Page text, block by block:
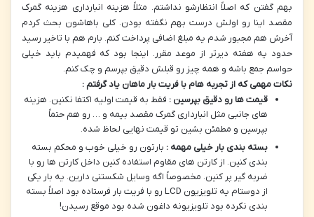
بهم گفتن که اصلاً انتظارشو نداشتم. مثلاً هزینه انبارداری هزینه گمرک
مقصد اینا رو اولش درست بهم نگفته بودن. کلی باهاشون بحث کردم
آخرش هم مجبور شدم یه مبلغ اضافی پرداخت کنم. بارم هم با تاخیر رسید
حدود یه هفته دیرتر از موعد مقرر. اینجا بود که فهمیدم باید خیلی
حواسم جمع باشه و همه چیز رو قبلش دقیق بپرسم و چک کنم.
نکات مهمی که از تجربه هام با فریت بار ماهان یاد گرفتم :
قیمت ها رو دقیق بپرسین : فقط به قیمت اولیه اکتفا نکنین. هزینه
های جانبی مثل انبارداری گمرک مقصد بیمه و … رو هم حتماً
بپرسین و مطمئن بشین تو قیمت نهایی لحاظ شده.
بسته بندی بار خیلی مهمه : بارتون رو خیلی خوب و محکم بسته
بندی کنین. از کارتن های مقاوم استفاده کنین داخل کارتن ها رو با
ضربه گیر پر کنین. مخصوصاً اگه وسایل شکستنی دارین. یه بار یکی
از دوستام یه تلویزیون LCD رو با فریت بار فرستاده بود اصلاً بسته
بندی نکرده بود تلویزیونه داغون شده بود موقع رسیدن!